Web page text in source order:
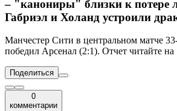
– "канониры" близки к потере
Габриэл и Холанд устроили
Манчестер Сити в центральном матче
победил Арсенал (2:1). Отчет читайте
Поделиться
0
комментарии